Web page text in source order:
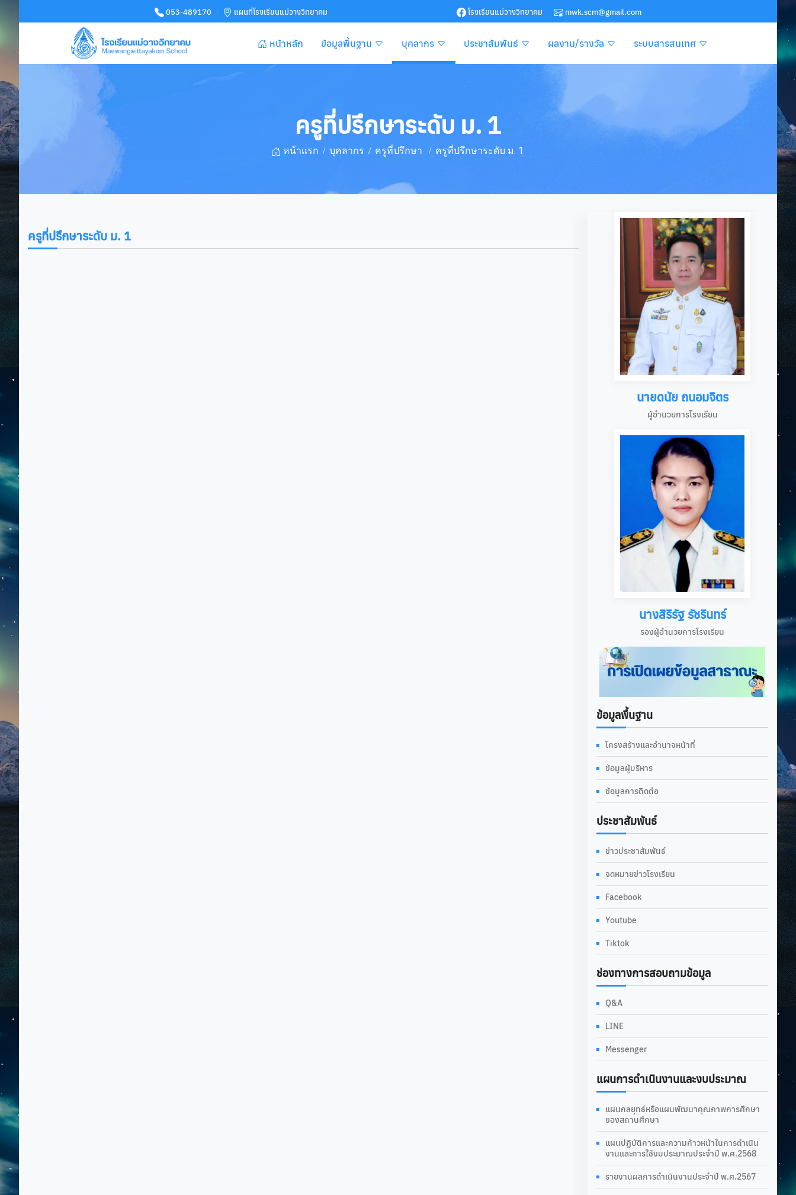
053-489170 แผนที่โรงเรียนแม่วางวิทยาคม โรงเรียนแม่วางวิทยาคม mwk.scm@gmail.com
หน้าหลัก ข้อมูลพื้นฐาน บุคลากร ประชาสัมพันธ์ ผลงาน/รางวัล ระบบสารสนเทศ
ครูที่ปรึกษาระดับ ม. 1
หน้าแรก บุคลากร ครูที่ปรึกษา ครูที่ปรึกษาระดับ ม. 1
ครูที่ปรึกษาระดับ ม. 1
นายดนัย ถนอมจิตร
ผู้อำนวยการโรงเรียน
นางสิริรัฐ รัชรินทร์
รองผู้อำนวยการโรงเรียน
ข้อมูลพื้นฐาน
โครงสร้างและอำนาจหน้าที่
ข้อมูลผู้บริหาร
ข้อมูลการติดต่อ
ประชาสัมพันธ์
ข่าวประชาสัมพันธ์
จดหมายข่าวโรงเรียน
Facebook
Youtube
Tiktok
ช่องทางการสอบถามข้อมูล
Q&A
LINE
Messenger
แผนการดำเนินงานและงบประมาณ
แผนกลยุทธ์หรือแผนพัฒนาคุณภาพการศึกษา
ของสถานศึกษา
แผนปฏิบัติการและความก้าวหน้าในการดำเนิน
งานและการใช้งบประมาณประจำปี พ.ศ.2568
รายงานผลการดำเนินงานประจำปี พ.ศ.2567